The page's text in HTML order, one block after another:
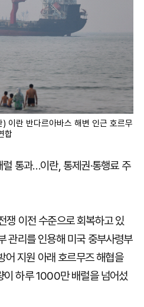
이란 반다르아바스 해변 인근 호르무
합
통과…이란, 통제권·통행료 주
쟁 이전 수준으로 회복하고 있
관리를 인용해 미국 중부사령부
어 지원 아래 호르무즈 해협을
이 하루 1000만 배럴을 넘어섰